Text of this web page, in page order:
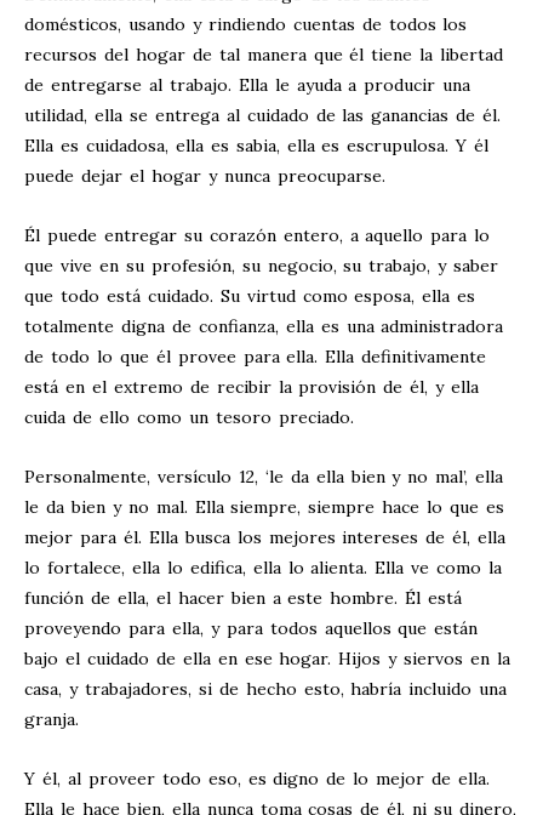
domésticos, usando y rindiendo cuentas de todos los
recursos del hogar de tal manera que él tiene la libertad
de entregarse al trabajo. Ella le ayuda a producir una
utilidad, ella se entrega al cuidado de las ganancias de él.
Ella es cuidadosa, ella es sabia, ella es escrupulosa. Y él
puede dejar el hogar y nunca preocuparse.
Él puede entregar su corazón entero, a aquello para lo
que vive en su profesión, su negocio, su trabajo, y saber
que todo está cuidado. Su virtud como esposa, ella es
totalmente digna de confianza, ella es una administradora
de todo lo que él provee para ella. Ella definitivamente
está en el extremo de recibir la provisión de él, y ella
cuida de ello como un tesoro preciado.
Personalmente, versículo 12, ‘le da ella bien y no mal’, ella
le da bien y no mal. Ella siempre, siempre hace lo que es
mejor para él. Ella busca los mejores intereses de él, ella
lo fortalece, ella lo edifica, ella lo alienta. Ella ve como la
función de ella, el hacer bien a este hombre. Él está
proveyendo para ella, y para todos aquellos que están
bajo el cuidado de ella en ese hogar. Hijos y siervos en la
casa, y trabajadores, si de hecho esto, habría incluido una
granja.
Y él, al proveer todo eso, es digno de lo mejor de ella.
Ella le hace bien, ella nunca toma cosas de él, ni su dinero,